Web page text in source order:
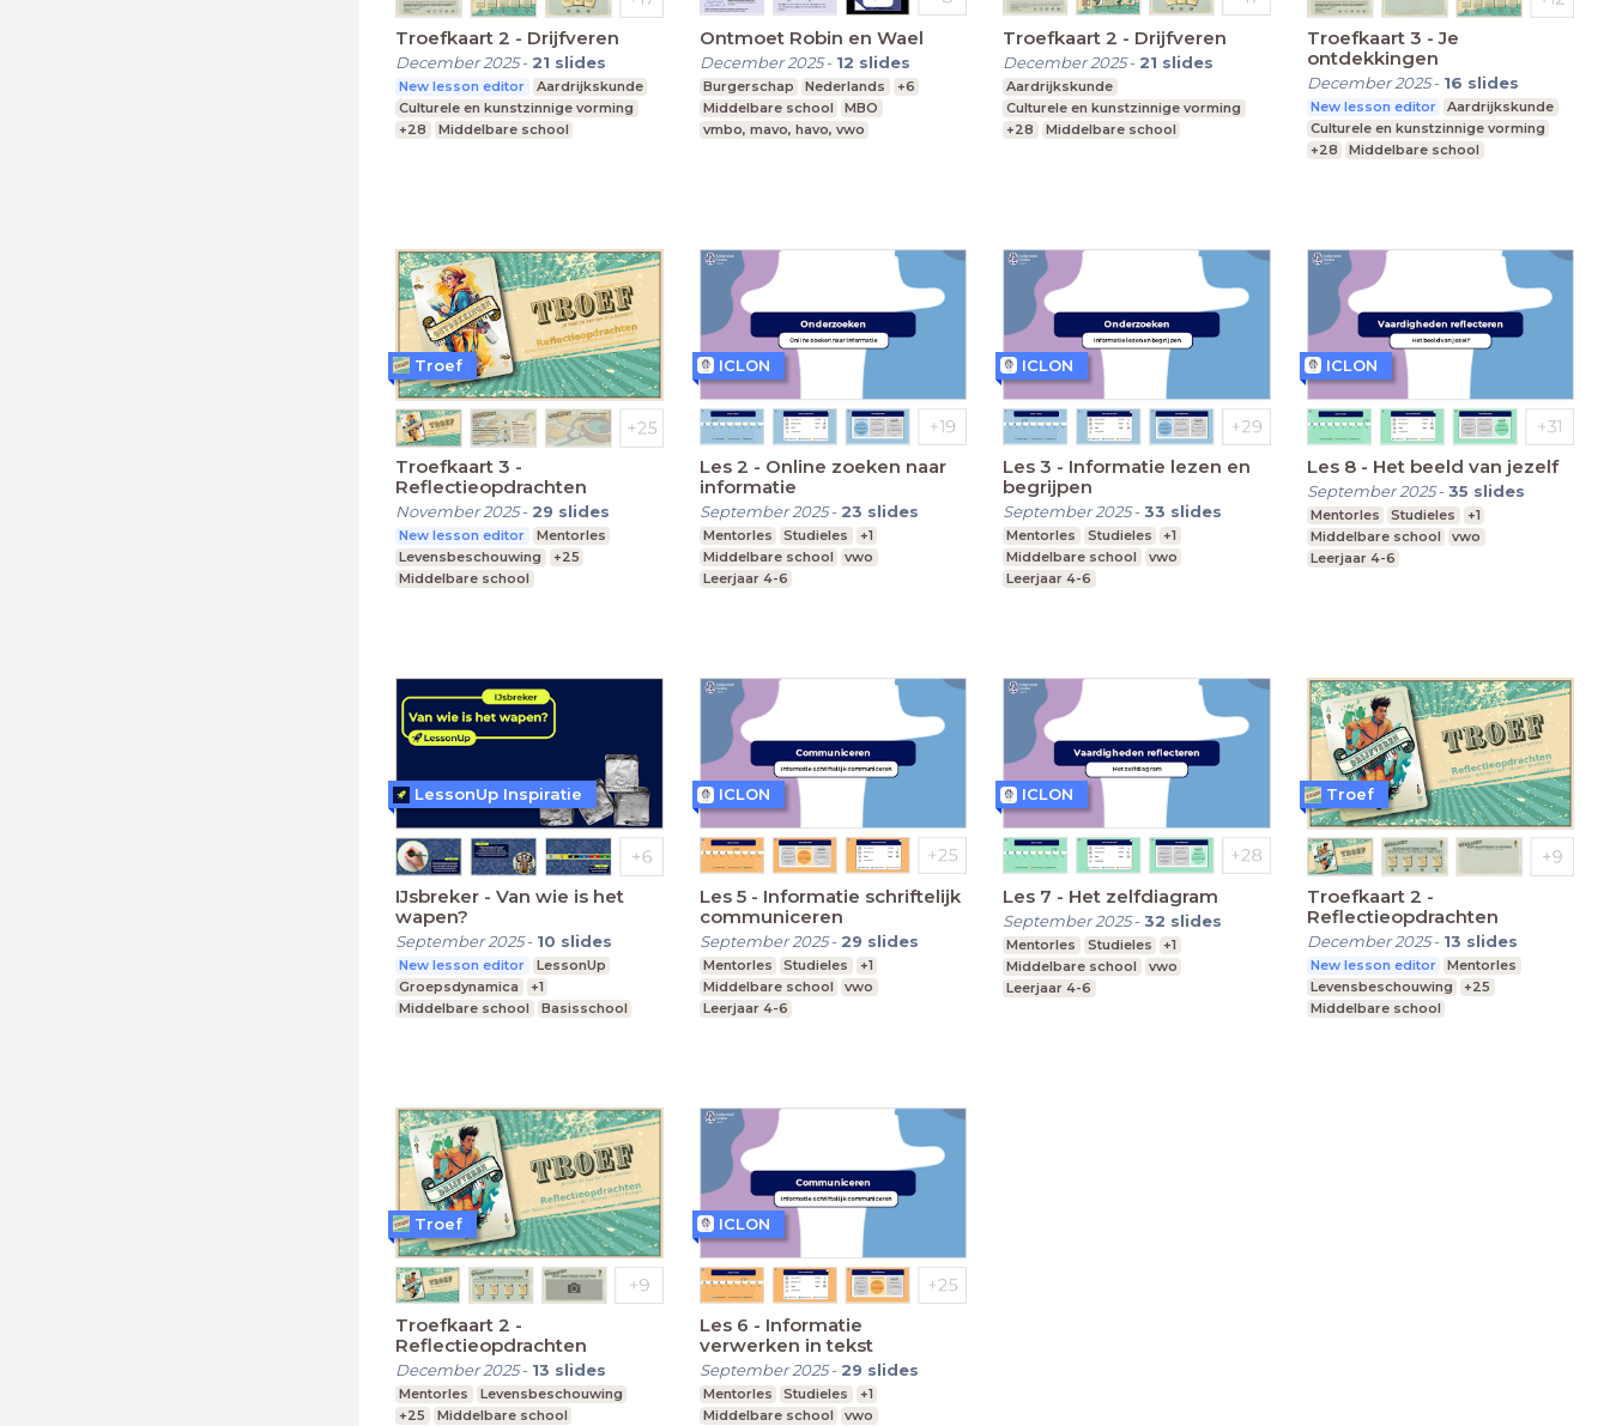
Troefkaart 2 - Drijfveren
December 2025- 21 slides
New lesson editor
Aardrijkskunde
Culturele en kunstzinnige vorming
+28
Middelbare school
Ontmoet Robin en Wael
December 2025- 12 slides
Burgerschap Nederlands
+6
Middelbare school
MBO
vmbo, mavo, havo, vwo
Troefkaart 2 - Drijfveren
December 2025- 21 slides
Aardrijkskunde
Culturele en kunstzinnige vorming
+28
Middelbare school
Troefkaart 3 - Je
ontdekkingen
December 2025- 16 slides
New lesson editor
Aardrijkskunde
Culturele en kunstzinnige vorming
+28
Middelbare school
Troefkaart 3 -
Reflectieopdrachten
November 2025- 29 slides
New lesson editor
Mentorles
Levensbeschouwing
+25
Middelbare school
Troef
Les 2 - Online zoeken naar
informatie
September 2025- 23 slides
Mentorles Studieles
+1
Middelbare school
vwo
Leerjaar 4-6
ICLON
Les 3 - Informatie lezen en
begrijpen
September 2025-33 slides
Mentorles Studieles
+1
Middelbare school
vwo
Leerjaar 4-6
ICLON
Les 8 - Het beeld van jezelf
September 2025-35 slides
Mentorles Studieles
+1
Middelbare school
vwo
Leerjaar 4-6
ICLON
IJsbreker - Van wie is het
wapen?
September 2025- 10 slides
New lesson editor
LessonUp
Groepsdynamica
+1
Middelbare school
Basisschool
LessonUp Inspiratie
Les 5 - Informatie schriftelijk
communiceren
September 2025- 29 slides
Mentorles Studieles
+1
Middelbare school
vwo
Leerjaar 4-6
ICLON
Les 7 - Het zelfdiagram
September 2025-32 slides
Mentorles Studieles
+1
Middelbare school
vwo
Leerjaar 4-6
ICLON
Troefkaart 2 -
Reflectieopdrachten
December 2025- 13 slides
New lesson editor
Mentorles
Levensbeschouwing
+25
Middelbare school
Troef
Troefkaart 2 -
Reflectieopdrachten
December 2025- 13 slides
Mentorles
Levensbeschouwing
+25
Middelbare school
Troef
Les 6 - Informatie
verwerken in tekst
September 2025- 29 slides
Mentorles Studieles
+1
Middelbare school
vwo
ICLON